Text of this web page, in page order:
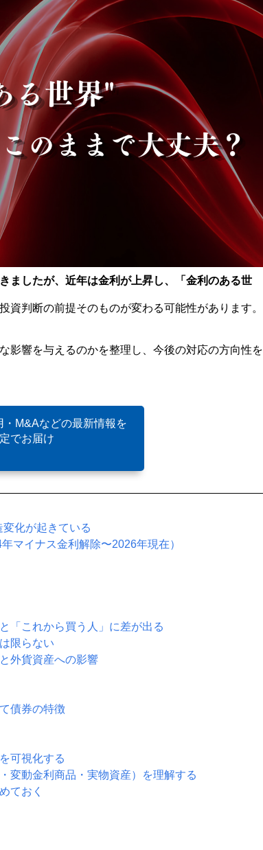
ましたが、近年は金利が上昇し、「金利のある世
資判断の前提そのものが変わる可能性があります。
影響を与えるのかを整理し、今後の対応の方向性を
M&Aなどの最新情報を
でお届け
化が起きている
マイナス金利解除〜2026年現在）
「これから買う人」に差が出る
限らない
外貨資産への影響
債券の特徴
可視化する
変動金利商品・実物資産）を理解する
ておく